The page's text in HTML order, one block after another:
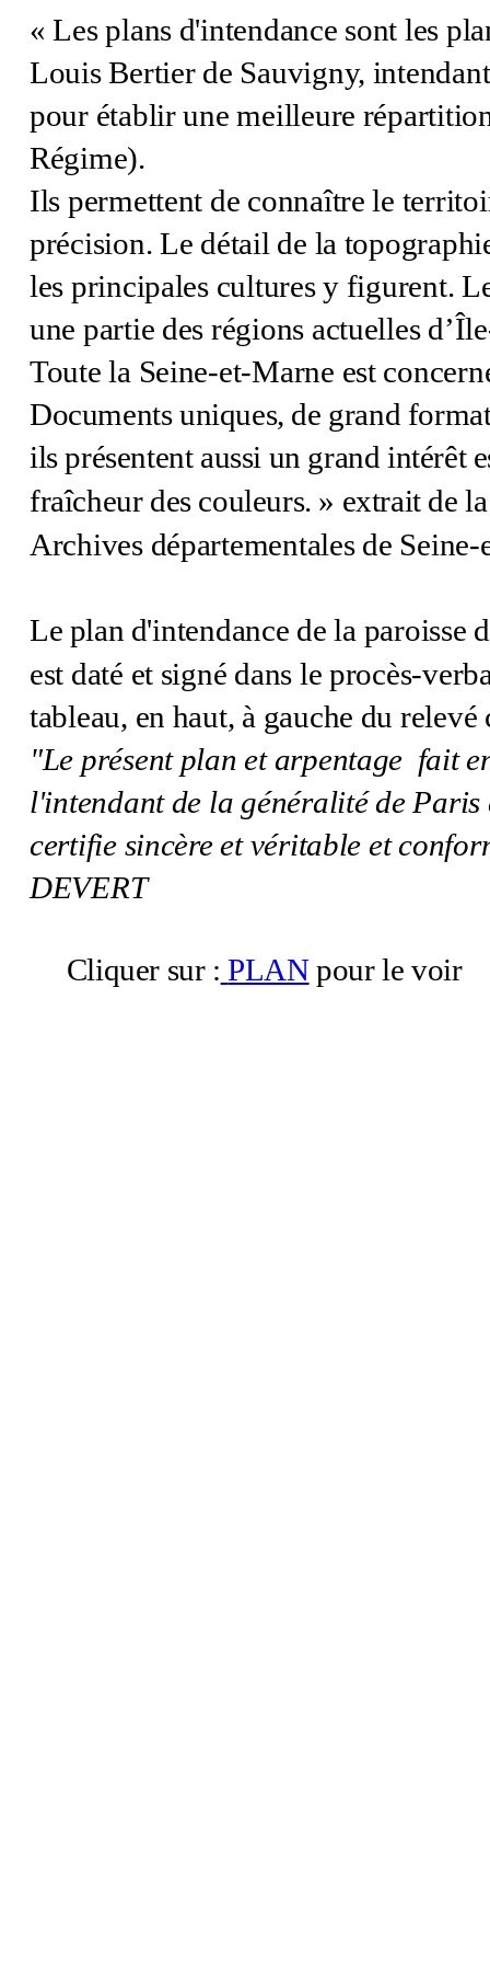
« Les plans d'intendance sont les
Louis Bertier de Sauvigny,
pour établir une meilleure
Régime).
Ils permettent de connaître le
précision. Le détail de la
les principales cultures y figurent.
une partie des régions actuelles
Toute la Seine-et-Marne est
Documents uniques, de grand
ils présentent aussi un grand intérêt
fraîcheur des couleurs. » extrait de
Archives départementales de
Le plan d'intendance de la paroisse
est daté et signé dans le procès-
tableau, en haut, à gauche du relevé
"Le présent plan et arpentage fait
l'intendant de la généralité de Paris
certifie sincère et véritable et
DEVERT
Cliquer sur : PLANpour le voir